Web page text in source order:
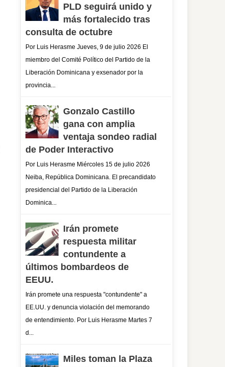
PLD seguirá unido y
más fortalecido tras
consulta de octubre
Por Luis Herasme Jueves, 9 de julio 2026 El
miembro del Comité Político del Partido de la
Liberación Dominicana y exsenador por la
provincia...
Gonzalo Castillo
gana con amplia
ventaja sondeo radial
de Poder Interactivo
Por Luis Herasme Miércoles 15 de julio 2026
Neiba, República Dominicana. El precandidato
presidencial del Partido de la Liberación
Dominica...
Irán promete
respuesta militar
contundente a
últimos bombardeos de
EEUU.
Irán promete una respuesta "contundente" a
EE.UU. y denuncia violación del memorando
de entendimiento. Por Luis Herasme Martes 7
d...
Miles toman la Plaza